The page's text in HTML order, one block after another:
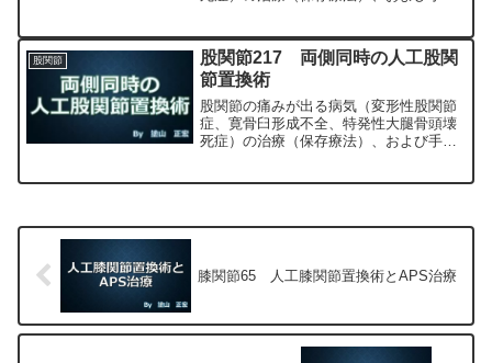
科専門医（人工関節手術を専門）の塗山
正宏が色々と説明します。
股関節
股関節217 両側同時の人工股関
節置換術
股関節の痛みが出る病気（変形性股関節
症、寛骨臼形成不全、特発性大腿骨頭壊
死症）の治療（保存療法）、および手術
膝関節65 人工膝関節置換術とAPS治療